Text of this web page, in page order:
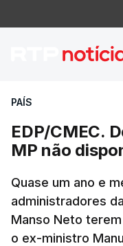
EDP/
PAÍS
EDP/CMEC.
MP não
Quase um ano e
administradores
Manso Neto
o ex-ministro